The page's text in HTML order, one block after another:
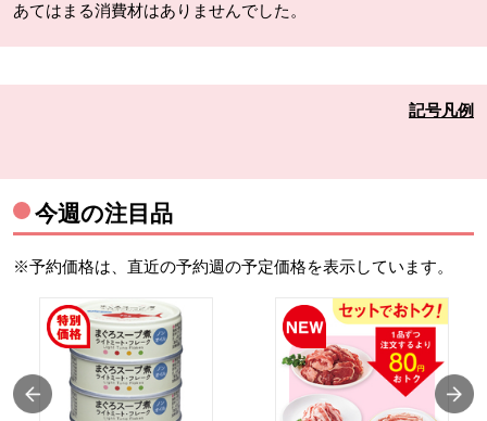
あてはまる消費材はありませんでした。
記号凡例
今週の注目品
※予約価格は、直近の予約週の予定価格を表示しています。